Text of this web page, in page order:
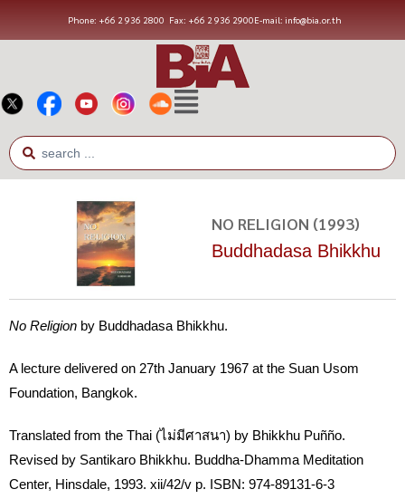
Phone: +66 2 936 2800 Fax: +66 2 936 2900E-mail: info@bia.or.th
NO RELIGION (1993)
Buddhadasa Bhikkhu
No Religion by Buddhadasa Bhikkhu.
A lecture delivered on 27th January 1967 at the Suan Usom
Foundation, Bangkok.
Translated from the Thai (ไม่มีศาสนา) by Bhikkhu Puñño.
Revised by Santikaro Bhikkhu. Buddha-Dhamma Meditation
Center, Hinsdale, 1993. xii/42/v p. ISBN: 974-89131-6-3